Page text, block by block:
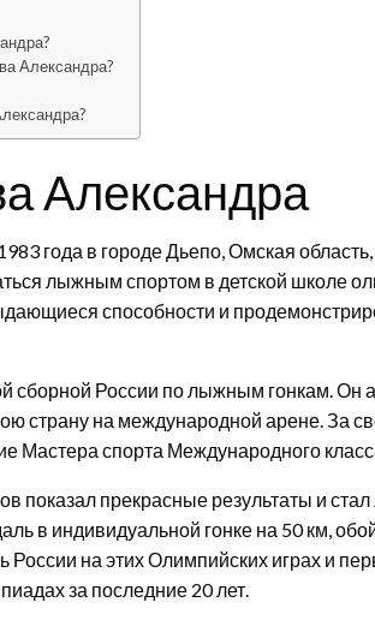
Александра?
Александра
года в городе Дьепо, Омская
лыжным спортом в детской школе
способности и
сборной России по лыжным гонкам. Он
страну на международной арене. За
Мастера спорта Международного
показал прекрасные результаты и стал
в индивидуальной гонке на 50 км,
на этих Олимпийских играх и
за последние 20 лет.